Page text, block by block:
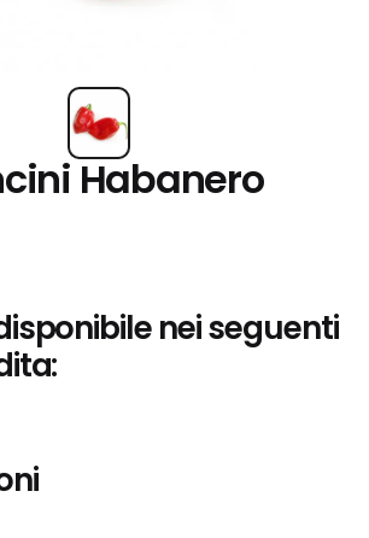
Habanero
nei seguenti